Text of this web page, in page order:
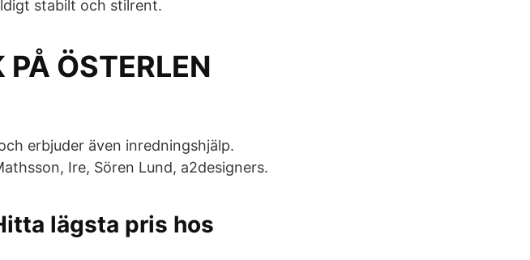
stabilt och stilrent.
ÖSTERLEN
erbjuder även inredningshjälp.
Ire, Sören Lund, a2designers.
lägsta pris hos